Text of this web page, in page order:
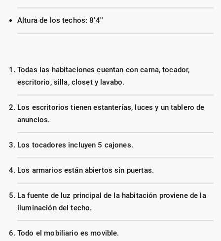
Altura de los techos: 8'4''
Todas las habitaciones cuentan con cama, tocador,
escritorio, silla, closet y lavabo.
Los escritorios tienen estanterías, luces y un tablero de
anuncios.
Los tocadores incluyen 5 cajones.
Los armarios están abiertos sin puertas.
La fuente de luz principal de la habitación proviene de la
iluminación del techo.
Todo el mobiliario es movible.